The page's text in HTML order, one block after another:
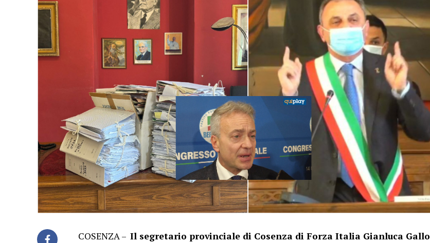
COSENZA – Il segretario provinciale di Cosenza di Forza Italia Gianluca Gallo